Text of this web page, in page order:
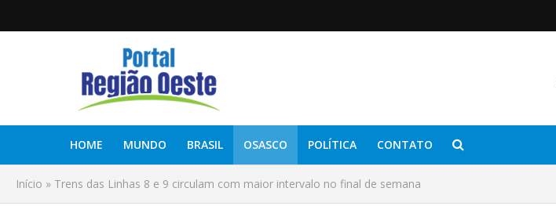
HOME MUNDO BRASIL OSASCO POLÍTICA CONTATO
Início » Trens das Linhas 8 e 9 circulam com maior intervalo no final de semana